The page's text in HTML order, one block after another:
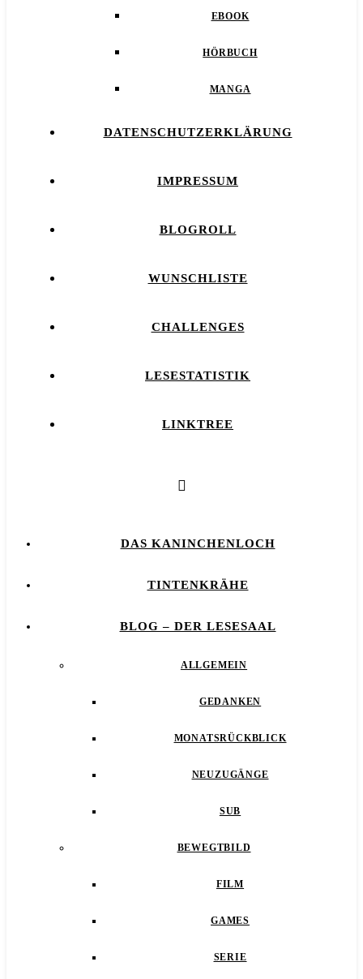
EBOOK
HÖRBUCH
MANGA
DATENSCHUTZERKLÄRUNG
IMPRESSUM
BLOGROLL
WUNSCHLISTE
CHALLENGES
LESESTATISTIK
LINKTREE
DAS KANINCHENLOCH
TINTENKRÄHE
BLOG – DER LESESAAL
ALLGEMEIN
GEDANKEN
MONATSRÜCKBLICK
NEUZUGÄNGE
SUB
BEWEGTBILD
FILM
GAMES
SERIE